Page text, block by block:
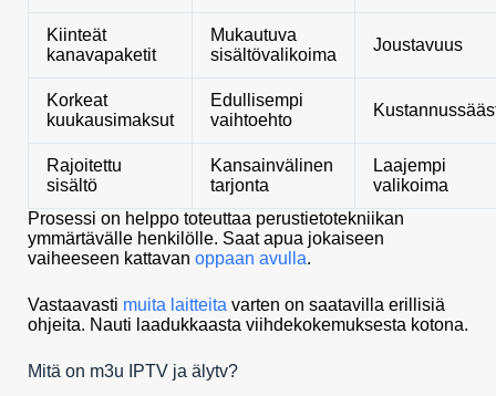
Kiinteät
kanavapaketit
Mukautuva
sisältövalikoima
Joustavuus
Korkeat
kuukausimaksut
Edullisempi
vaihtoehto
Rajoitettu
sisältö
Kansainvälinen
tarjonta
Laajempi
valikoima
Prosessi on helppo toteuttaa perustietotekniikan
ymmärtävälle henkilölle. Saat apua jokaiseen
vaiheeseen kattavan oppaan avulla.
Vastaavasti muita laitteita varten on saatavilla erillisiä
ohjeita. Nauti laadukkaasta viihdekokemuksesta kotona.
Mitä on m3u IPTV ja älytv?